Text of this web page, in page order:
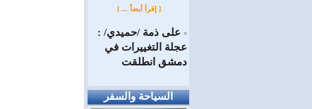
[ إقرأ أيضاً ... ]
= على ذمة /حميدي/ :
عجلة التغييرات في
دمشق انطلقت
السياحة والسفر